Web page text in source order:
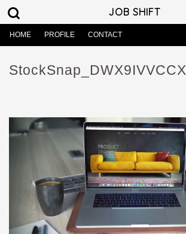
JOB SHIFT
HOME PROFILE CONTACT
StockSnap_DWX9IVVCCX